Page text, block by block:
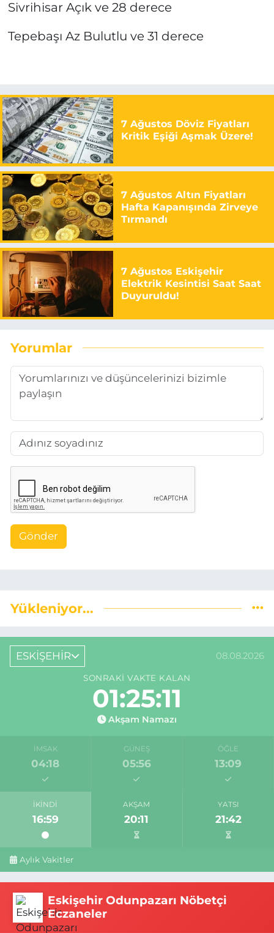
Sivrihisar Açık ve 28 derece
Tepebaşı Az Bulutlu ve 31 derece
7 Ağustos Döviz Fiyatları
Kritik Eşiği Aşmak Üzere!
7 Ağustos Altın Fiyatları
Hafta Kapanışında Zirveye
Tırmandı
7 Ağustos Eskişehir
Elektrik Kesintisi Saat Saat
Duyuruldu!
Yorumlar
Gönder
Yükleniyor...
ESKİŞEHİR 08.08.2026
SONRAKI VAKTE KALAN
01:25:10
Akşam Namazı
İMSAK
04:18
GÜNEŞ
05:56
ÖĞLE
13:09
İKINDI
16:59
AKŞAM
20:11
YATSI
21:42
Aylık Vakitler
Eskişehir Odunpazarı Nöbetçi
Eczaneler